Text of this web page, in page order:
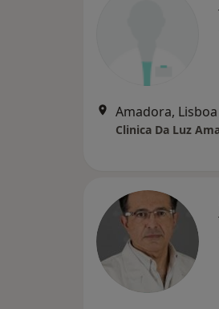
Amadora, Lisboa
Clinica Da Luz